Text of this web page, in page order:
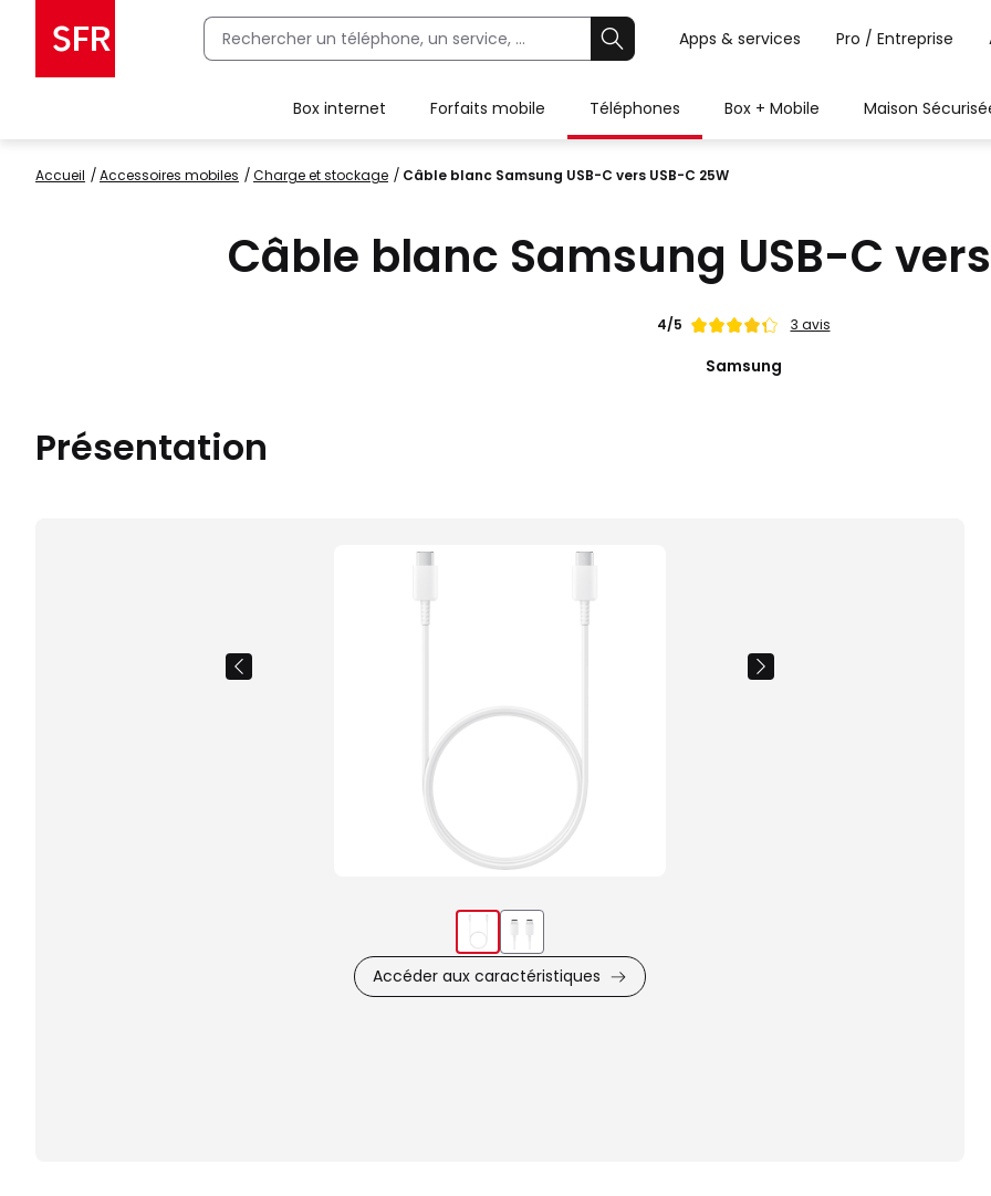
Apps & services Pro / Entreprise
Box internet Forfaits mobile Téléphones Box + Mobile Maison
Accueil accessoires mobiles charge et stockage Câble blanc Samsung USB-C vers USB-C 25W
Câble blanc Samsung USB-C
Note
4/5 3 avis
Samsung
Présentation
Accéder aux caractéristiques